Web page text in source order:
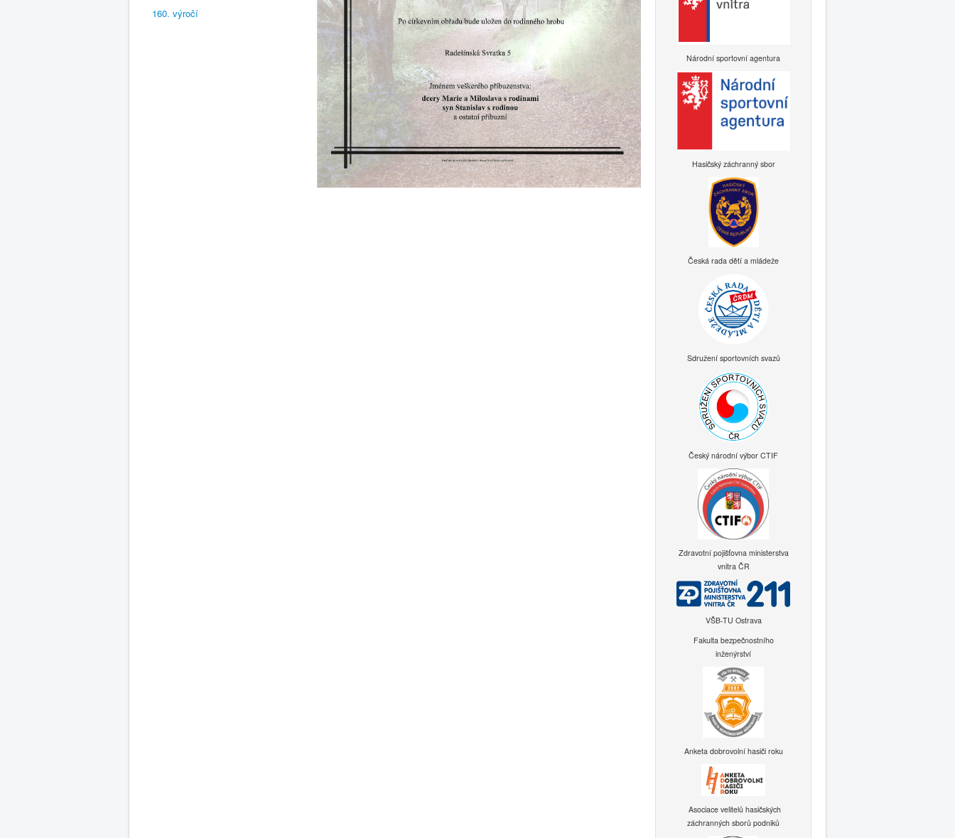
160. výročí
Národní sportovní agentura
Hasičský záchranný sbor
Česká rada dětí a mládeže
Sdružení sportovních svazů
Český národní výbor CTIF
Zdravotní pojišťovna ministerstva
vnitra ČR
VŠB-TU Ostrava
Fakulta bezpečnostního
inženýrství
Anketa dobrovolní hasiči roku
Asociace velitelů hasičských
záchranných sborů podniků